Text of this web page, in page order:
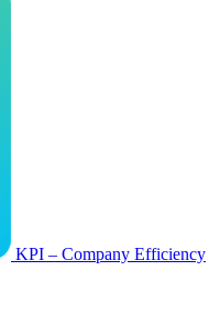
KPI – Company Efficiency